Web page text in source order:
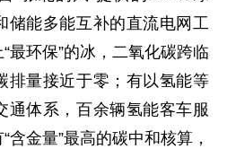
储能多能互补的直流电网工
最环保”的冰，二氧化碳跨临
排量接近于零；有以氢能等
通体系，百余辆氢能客车服
含金量”最高的碳中和核算，